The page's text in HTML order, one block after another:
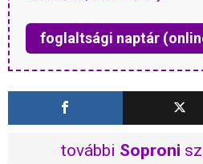
foglaltsági naptár
további Soproni